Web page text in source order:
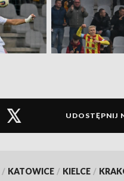
UDOSTĘPNIJ
/ KATOWICE / KIELCE /